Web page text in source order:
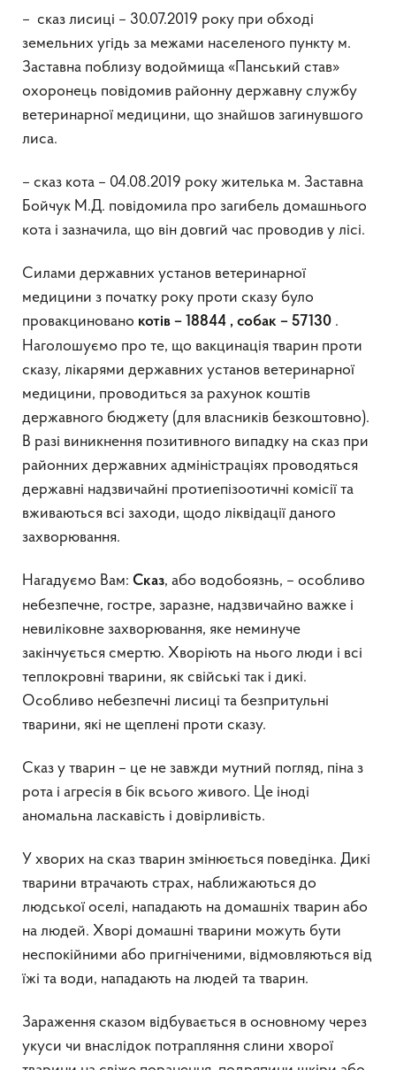
– сказ лисиці – 30.07.2019 року при обході
земельних угідь за межами населеного пункту м.
Заставна поблизу водоймища «Панський став»
охоронець повідомив районну державну службу
ветеринарної медицини, що знайшов загинувшого
лиса.
– сказ кота – 04.08.2019 року жителька м. Заставна
Бойчук М.Д. повідомила про загибель домашнього
кота і зазначила, що він довгий час проводив у лісі.
Силами державних установ ветеринарної
медицини з початку року проти сказу було
провакциновано котів – 18844 , собак – 57130 .
Наголошуємо про те, що вакцинація тварин проти
сказу, лікарями державних установ ветеринарної
медицини, проводиться за рахунок коштів
державного бюджету (для власників безкоштовно).
В разі виникнення позитивного випадку на сказ при
районних державних адміністраціях проводяться
державні надзвичайні протиепізоотичні комісії та
вживаються всі заходи, щодо ліквідації даного
захворювання.
Нагадуємо Вам: Сказ, або водобоязнь, – особливо
небезпечне, гостре, заразне, надзвичайно важке і
невиліковне захворювання, яке неминуче
закінчується смертю. Хворіють на нього люди і всі
теплокровні тварини, як свійські так і дикі.
Особливо небезпечні лисиці та безпритульні
тварини, які не щеплені проти сказу.
Сказ у тварин – це не завжди мутний погляд, піна з
рота і агресія в бік всього живого. Це іноді
аномальна ласкавість і довірливість.
У хворих на сказ тварин змінюється поведінка. Дикі
тварини втрачають страх, наближаються до
людської оселі, нападають на домашніх тварин або
на людей. Хворі домашні тварини можуть бути
неспокійними або пригніченими, відмовляються від
їжі та води, нападають на людей та тварин.
Зараження сказом відбувається в основному через
укуси чи внаслідок потрапляння слини хворої